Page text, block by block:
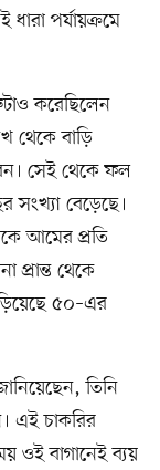
পর্যায়ক্রমে
করেছিলেন
থেকে বাড়ি
সেই থেকে ফল
বেড়েছে।
আমের প্রতি
প্রান্ত থেকে
৫০–এর
তিনি
এই চাকরির
ওই বাগানেই ব্যয়